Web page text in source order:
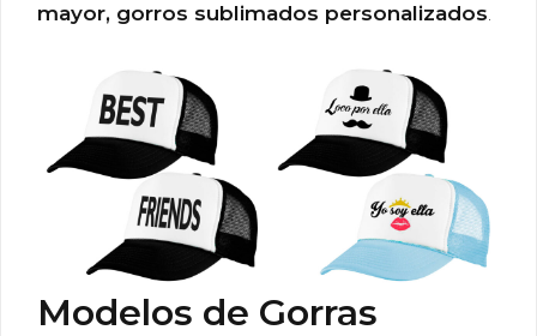
mayor, gorros sublimados personalizados.
Modelos de Gorras